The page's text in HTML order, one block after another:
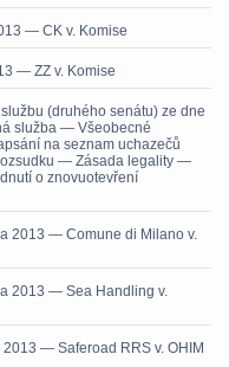
— CK v. Komise
— ZZ v. Komise
(druhého senátu) ze dne
služba — Všeobecné
na seznam uchazečů
— Zásada legality —
o znovuotevření
2013 — Comune di Milano v.
2013 — Sea Handling v.
— Saferoad RRS v. OHIM